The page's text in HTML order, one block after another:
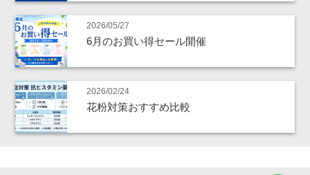
2026/05/27
6月のお買い得セール開催
2026/02/24
花粉対策おすすめ比較